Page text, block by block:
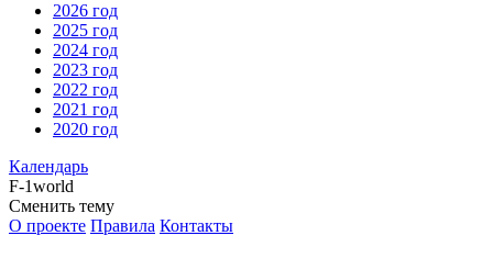
2026 год
2025 год
2024 год
2023 год
2022 год
2021 год
2020 год
Календарь
F-1world
Сменить тему
О проекте Правила Контакты